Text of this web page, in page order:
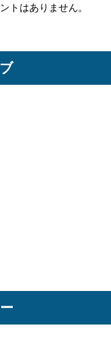
トはありません。